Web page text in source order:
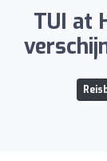
TUI at